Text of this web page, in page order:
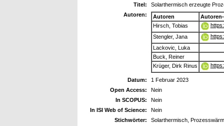
Titel:
Solarthermisch erzeugte
Autoren:
Autoren
Hirsch, Tobias
Stengler, Jana
Lackovic, Luka
Buck, Reiner
Krüger, Dirk Rinus
Datum:
1 Februar 2023
Open Access:
Nein
In SCOPUS:
Nein
In ISI Web of Science:
Nein
Stichwörter:
Solarthermisch,